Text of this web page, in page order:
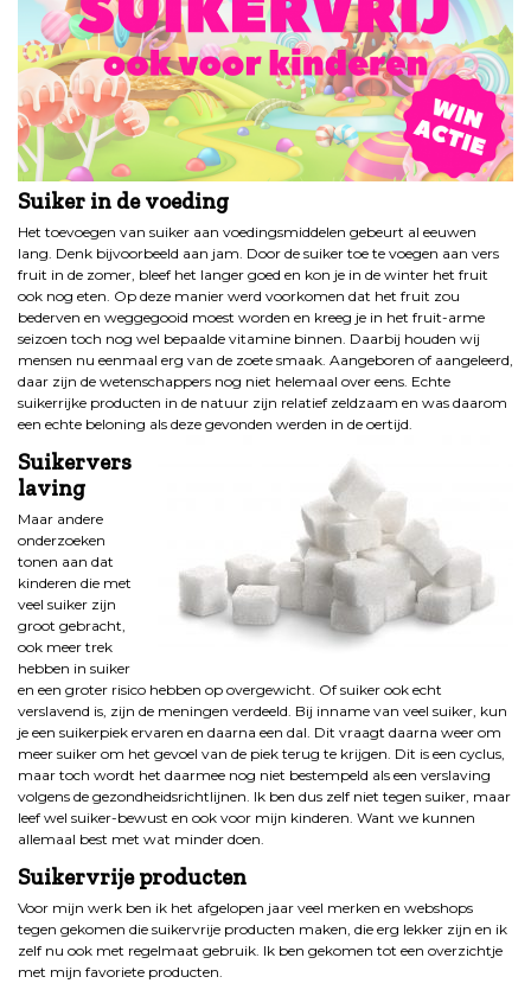
Suiker in de voeding
Het toevoegen van suiker aan voedingsmiddelen gebeurt al eeuwen
lang. Denk bijvoorbeeld aan jam. Door de suiker toe te voegen aan vers
fruit in de zomer, bleef het langer goed en kon je in de winter het fruit
ook nog eten. Op deze manier werd voorkomen dat het fruit zou
bederven en weggegooid moest worden en kreeg je in het fruit-arme
seizoen toch nog wel bepaalde vitamine binnen. Daarbij houden wij
mensen nu eenmaal erg van de zoete smaak. Aangeboren of aangeleerd,
daar zijn de wetenschappers nog niet helemaal over eens. Echte
suikerrijke producten in de natuur zijn relatief zeldzaam en was daarom
een echte beloning als deze gevonden werden in de oertijd.
Suikervers
laving
Maar andere
onderzoeken
tonen aan dat
kinderen die met
veel suiker zijn
groot gebracht,
ook meer trek
hebben in suiker
en een groter risico hebben op overgewicht. Of suiker ook echt
verslavend is, zijn de meningen verdeeld. Bij inname van veel suiker, kun
je een suikerpiek ervaren en daarna een dal. Dit vraagt daarna weer om
meer suiker om het gevoel van de piek terug te krijgen. Dit is een cyclus,
maar toch wordt het daarmee nog niet bestempeld als een verslaving
volgens de gezondheidsrichtlijnen. Ik ben dus zelf niet tegen suiker, maar
leef wel suiker-bewust en ook voor mijn kinderen. Want we kunnen
allemaal best met wat minder doen.
Suikervrije producten
Voor mijn werk ben ik het afgelopen jaar veel merken en webshops
tegen gekomen die suikervrije producten maken, die erg lekker zijn en ik
zelf nu ook met regelmaat gebruik. Ik ben gekomen tot een overzichtje
met mijn favoriete producten.